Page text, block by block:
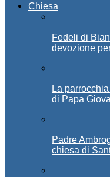
Chiesa
Fedeli di
devozione
La
di Papa
Padre
chiesa di